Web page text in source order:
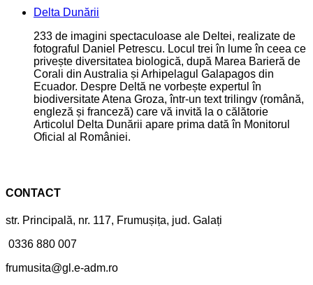
Delta Dunării
233 de imagini spectaculoase ale Deltei, realizate de
fotograful Daniel Petrescu. Locul trei în lume în ceea ce
privește diversitatea biologică, după Marea Barieră de
Corali din Australia și Arhipelagul Galapagos din
Ecuador. Despre Deltă ne vorbește expertul în
biodiversitate Atena Groza, într-un text trilingv (română,
engleză și franceză) care vă invită la o călătorie
Articolul Delta Dunării apare prima dată în Monitorul
Oficial al României.
CONTACT
str. Principală, nr. 117, Frumușița, jud. Galați
0336 880 007
frumusita@gl.e-adm.ro